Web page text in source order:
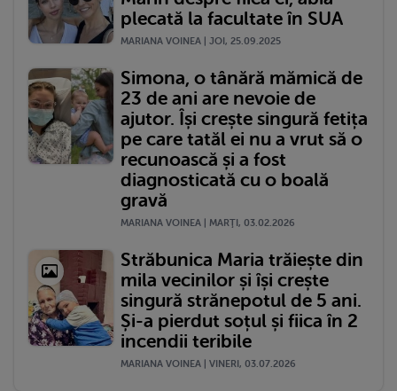
plecată la facultate în SUA
MARIANA VOINEA | JOI, 25.09.2025
Simona, o tânără mămică de
23 de ani are nevoie de
ajutor. Își crește singură fetița
pe care tatăl ei nu a vrut să o
recunoască și a fost
diagnosticată cu o boală
gravă
MARIANA VOINEA | MARŢI, 03.02.2026
Străbunica Maria trăiește din
mila vecinilor și își crește
singură strănepotul de 5 ani.
Și-a pierdut soțul și fiica în 2
incendii teribile
MARIANA VOINEA | VINERI, 03.07.2026